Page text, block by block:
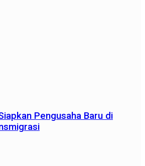
Pengusaha Baru di